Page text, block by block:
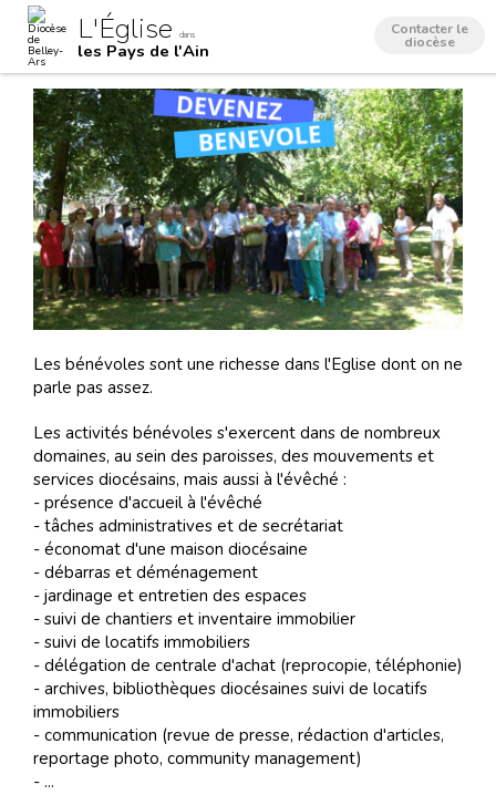
contenu.
navigation
Outils
personnels
L'Église dans
les Pays de l'Ain
Contacter le
diocèse
Les bénévoles sont une richesse dans l'Eglise dont on ne
parle pas assez.
Les activités bénévoles s'exercent dans de nombreux
domaines, au sein des paroisses, des mouvements et
services diocésains, mais aussi à l'évêché :
- présence d'accueil à l'évêché
- tâches administratives et de secrétariat
- économat d'une maison diocésaine
- débarras et déménagement
- jardinage et entretien des espaces
- suivi de chantiers et inventaire immobilier
- suivi de locatifs immobiliers
- délégation de centrale d'achat (reprocopie, téléphonie)
- archives, bibliothèques diocésaines suivi de locatifs
immobiliers
- communication (revue de presse, rédaction d'articles,
reportage photo, community management)
- ...